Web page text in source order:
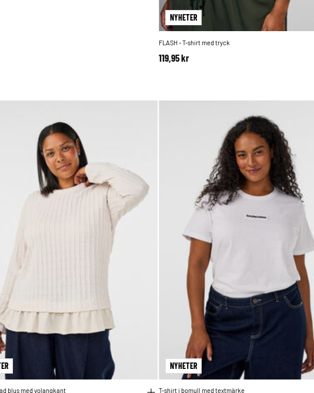
NYHETER
FLASH - T-shirt med tryck
119,95 kr
blus med volangkant
NYHETER
T-shirt i bomull med textmärke